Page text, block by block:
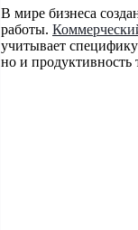
В мире бизнеса
работы.
учитывает
но и продуктивность